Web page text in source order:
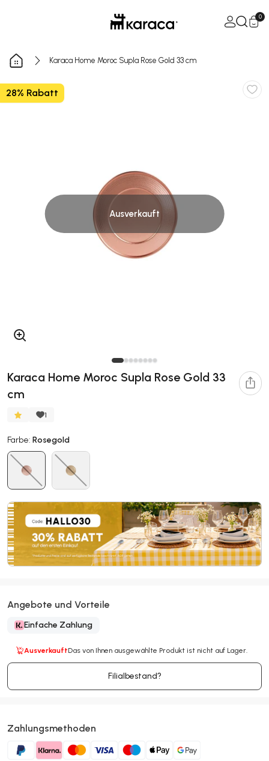
Warenkorb
0
Karaca Home Moroc Supla Rose Gold 33 cm
28% Rabatt
Ausverkauft
Karaca Home Moroc Supla Rose Gold 33
cm
1
Farbe: Rosegold
Angebote und Vorteile
Einfache Zahlung
AusverkauftDas von Ihnen ausgewählte Produkt ist nicht auf Lager.
Filialbestand?
Zahlungsmethoden